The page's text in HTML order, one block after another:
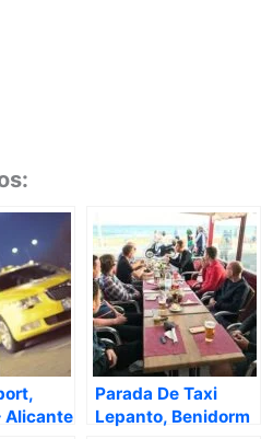
Alicante
Parada De Taxi
Lepanto, Benidorm